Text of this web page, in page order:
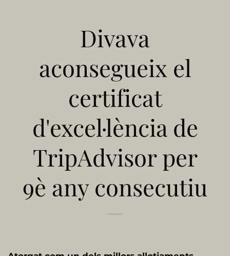
Divava
aconsegueix el
certificat
d'excel·lència de
TripAdvisor per
9è any consecutiu